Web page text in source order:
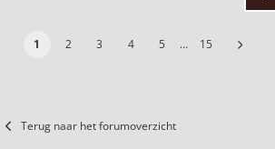
1 2 3 4 5 … 15
Terug naar het forumoverzicht